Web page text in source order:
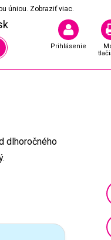
úniou. Zobraziť viac.
Prihlásenie
dlhoročného